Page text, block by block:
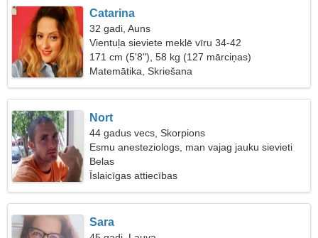
Catarina
32 gadi, Auns
Vientuļa sieviete meklē vīru 34-42
171 cm (5'8"), 58 kg (127 mārciņas)
Matemātika, Skriešana
Nort
44 gadus vecs, Skorpions
Esmu anesteziologs, man vajag jauku sievieti
Belas
Īslaicīgas attiecības
Sara